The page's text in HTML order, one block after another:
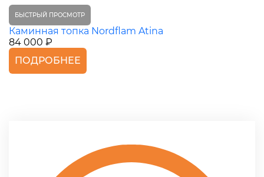
БЫСТРЫЙ ПРОСМОТР
Каминная топка Nordflam Atina
84 000 ₽
ПОДРОБНЕЕ